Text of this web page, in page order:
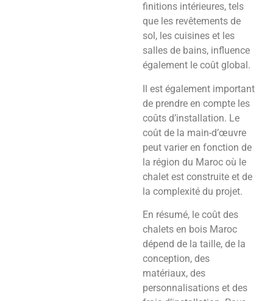
finitions intérieures, tels
que les revêtements de
sol, les cuisines et les
salles de bains, influence
également le coût global.
Il est également important
de prendre en compte les
coûts d’installation. Le
coût de la main-d’œuvre
peut varier en fonction de
la région du Maroc où le
chalet est construite et de
la complexité du projet.
En résumé, le coût des
chalets en bois Maroc
dépend de la taille, de la
conception, des
matériaux, des
personnalisations et des